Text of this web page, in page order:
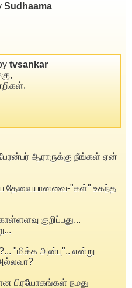
Sudhaama
tvsankar
ஆராருக்கு நீங்கள் ஏன்
தேவையானவை-"கள்" உகந்த
குறிப்பது...
"மிக்க அன்பு".. என்று
பிரயோகங்கள் நமது